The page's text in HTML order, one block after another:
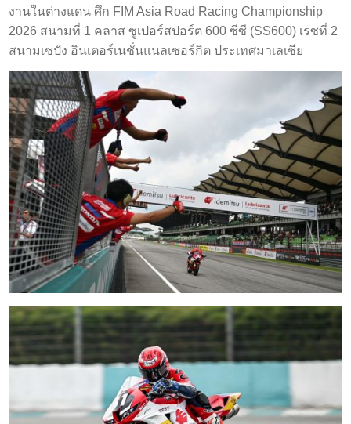
งานในต่างแดน ศึก FIM Asia Road Racing Championship
2026 สนามที่ 1 คลาส ซูเปอร์สปอร์ต 600 ซีซี (SS600) เรซที่ 2
สนามเซปัง อินเตอร์เนชั่นแนลเซอร์กิต ประเทศมาเลเซีย